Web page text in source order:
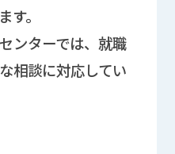
す。
ンターでは、就職
相談に対応してい